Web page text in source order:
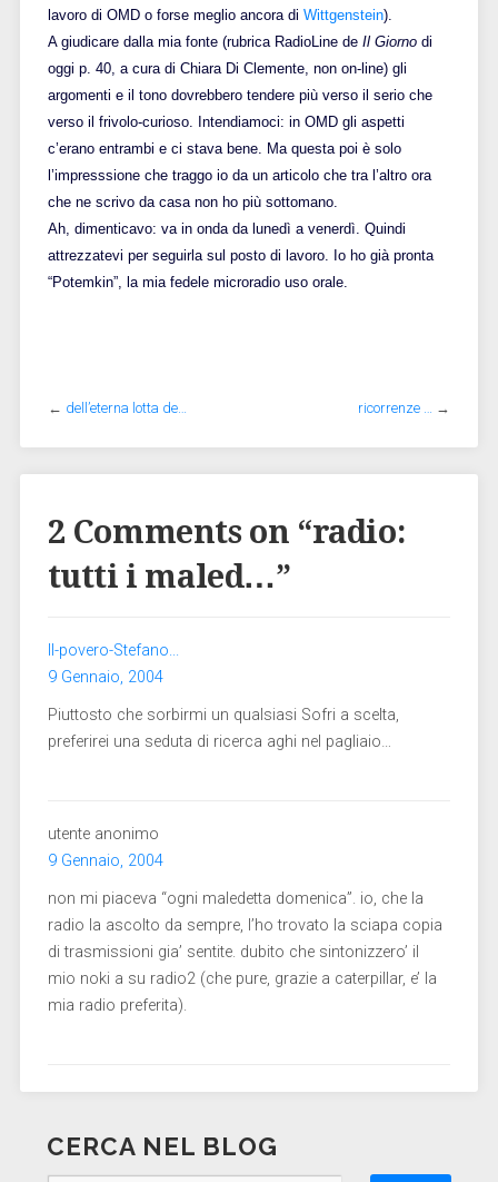
lavoro di OMD o forse meglio ancora di Wittgenstein).
A giudicare dalla mia fonte (rubrica RadioLine de Il Giorno di
oggi p. 40, a cura di Chiara Di Clemente, non on-line) gli
argomenti e il tono dovrebbero tendere più verso il serio che
verso il frivolo-curioso. Intendiamoci: in OMD gli aspetti
c’erano entrambi e ci stava bene. Ma questa poi è solo
l’impresssione che traggo io da un articolo che tra l’altro ora
che ne scrivo da casa non ho più sottomano.
Ah, dimenticavo: va in onda da lunedì a venerdì. Quindi
attrezzatevi per seguirla sul posto di lavoro. Io ho già pronta
“Potemkin”, la mia fedele microradio uso orale.
← dell’eterna lotta de… ricorrenze … →
2 Comments on “radio:
tutti i maled…”
Il-povero-Stefano...
9 Gennaio, 2004
Piuttosto che sorbirmi un qualsiasi Sofri a scelta,
preferirei una seduta di ricerca aghi nel pagliaio…
utente anonimo
9 Gennaio, 2004
non mi piaceva “ogni maledetta domenica”. io, che la
radio la ascolto da sempre, l’ho trovato la sciapa copia
di trasmissioni gia’ sentite. dubito che sintonizzero’ il
mio noki a su radio2 (che pure, grazie a caterpillar, e’ la
mia radio preferita).
CERCA NEL BLOG